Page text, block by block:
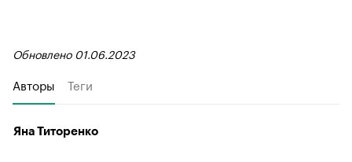
Обновлено 01.06.2023
Авторы Теги
Яна Титоренко